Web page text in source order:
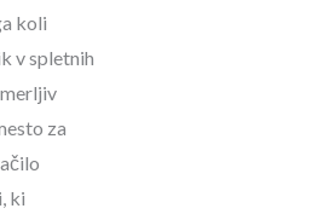
koli
v spletnih
za
ki